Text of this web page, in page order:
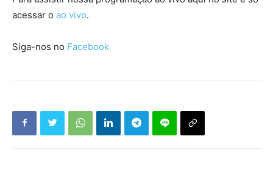
acessar o ao vivo.
Siga-nos no Facebook